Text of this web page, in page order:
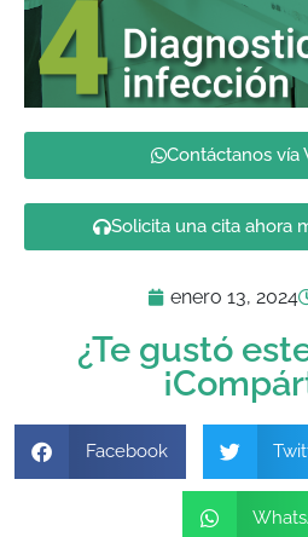
Contáctanos vía
Solicita una cita ahora
enero 13, 2024
¿Te gustó
Facebook